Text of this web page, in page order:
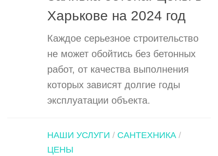
Харькове на 2024 год
Каждое серьезное строительство
не может обойтись без бетонных
работ, от качества выполнения
которых зависят долгие годы
эксплуатации объекта.
НАШИ УСЛУГИ / САНТЕХНИКА /
ЦЕНЫ